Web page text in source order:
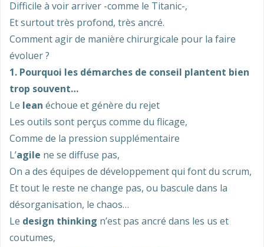
Difficile à voir arriver -comme le Titanic-,
Et surtout très profond, très ancré.
Comment agir de manière chirurgicale pour la faire
évoluer ?
1. Pourquoi les démarches de conseil plantent bien
trop souvent…
Le lean échoue et génère du rejet
Les outils sont perçus comme du flicage,
Comme de la pression supplémentaire
L’agile ne se diffuse pas,
On a des équipes de développement qui font du scrum,
Et tout le reste ne change pas, ou bascule dans la
désorganisation, le chaos…
Le design thinking n’est pas ancré dans les us et
coutumes,